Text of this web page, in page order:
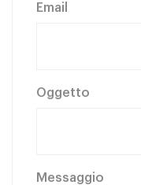
Email
Oggetto
Messaggio